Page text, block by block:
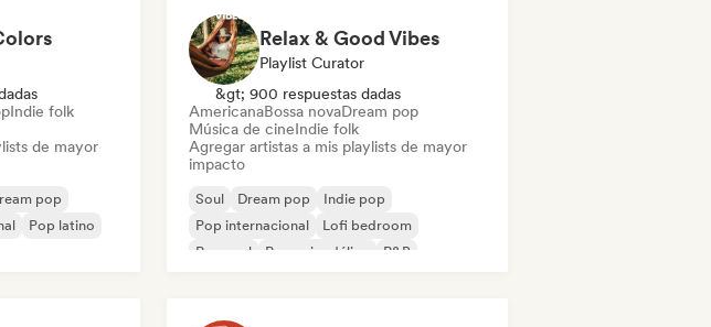
Indie folk
de mayor
pop
Pop latino
Relax & Good Vibes
Playlist Curator
&gt; 900 respuestas dadas
AmericanaBossa novaDream pop
Música de cineIndie folk
Agregar artistas a mis playlists de mayor
impacto
Soul Dream pop
Indie pop
Pop internacional
Lofi bedroom
Pop soul
Pop psicodélico R&B